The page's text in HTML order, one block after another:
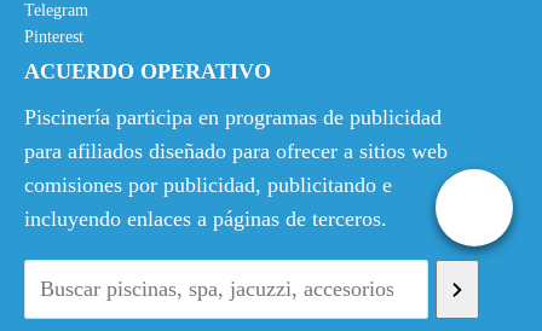
Telegram
Pinterest
ACUERDO OPERATIVO
Piscinería participa en programas de publicidad
para afiliados diseñado para ofrecer a sitios web
comisiones por publicidad, publicitando e
incluyendo enlaces a páginas de terceros.